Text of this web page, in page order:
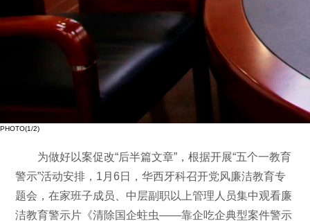
PHOTO(1/2)
为做好以案促改“后半篇文章”，根据开展“五个一教育
警示”活动安排，1月6日，华西牙科召开党风廉洁教育专
题会，在家班子成员、中层副职以上管理人员集中观看廉
洁教育警示片《清除国企蛀虫——靠企吃企典型案件警示